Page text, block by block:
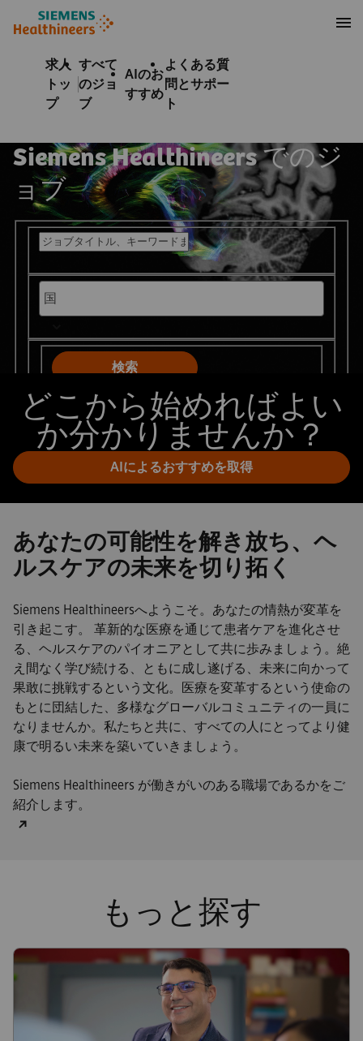
ンツへスキップ
ーへスキップ
求人
トッ
プ
すべて
のジョ
ブ
AIのお
すすめ
よくある質
問とサポー
ト
Siemens Healthineers でのジ
ョブ
募集中の職種を検索する
検索
どこから始めればよい
か分かりませんか？
AIによるおすすめを取得
あなたの可能性を解き放ち、ヘ
ルスケアの未来を切り拓く
Siemens Healthineersへようこそ。あなたの情熱が変革を
引き起こす。 革新的な医療を通じて患者ケアを進化させ
る、ヘルスケアのパイオニアとして共に歩みましょう。絶
え間なく学び続ける、ともに成し遂げる、未来に向かって
果敢に挑戦するという文化。医療を変革するという使命の
もとに団結した、多様なグローバルコミュニティの一員に
なりませんか。私たちと共に、すべての人にとってより健
康で明るい未来を築いていきましょう。
Siemens Healthineers が働きがいのある職場であるかをご
紹介します。
もっと探す